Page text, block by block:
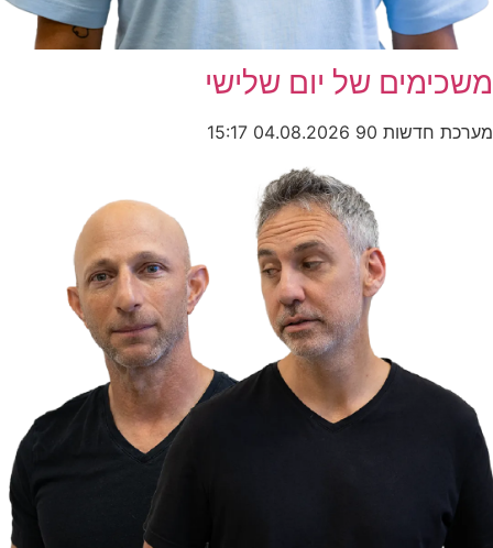
משכימים של יום שלישי
מערכת חדשות 90 04.08.2026
15:17